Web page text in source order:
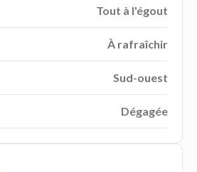
Tout à l'égout
À rafraîchir
Sud-ouest
Dégagée